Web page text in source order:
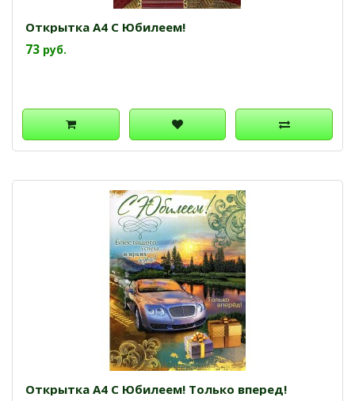
Открытка А4 С Юбилеем!
73 руб.
Открытка А4 С Юбилеем! Только вперед!